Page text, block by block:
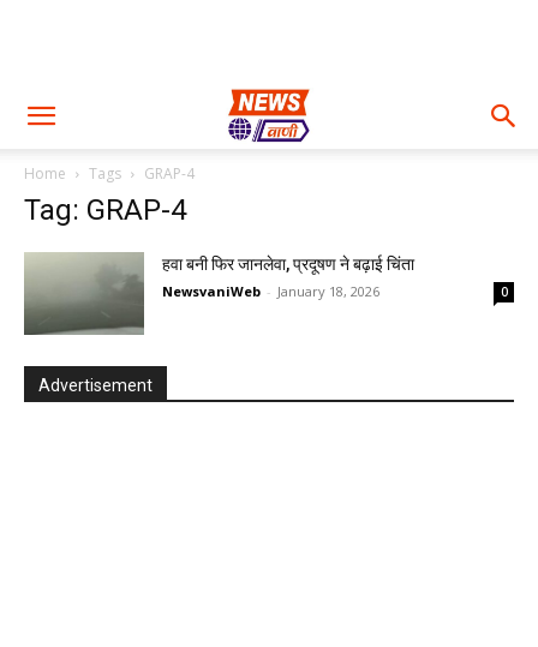
Home Tags GRAP-4
Tag: GRAP-4
हवा बनी फिर जानलेवा, प्रदूषण ने बढ़ाई चिंता
NewsvaniWeb - January 18, 2026 0
Advertisement